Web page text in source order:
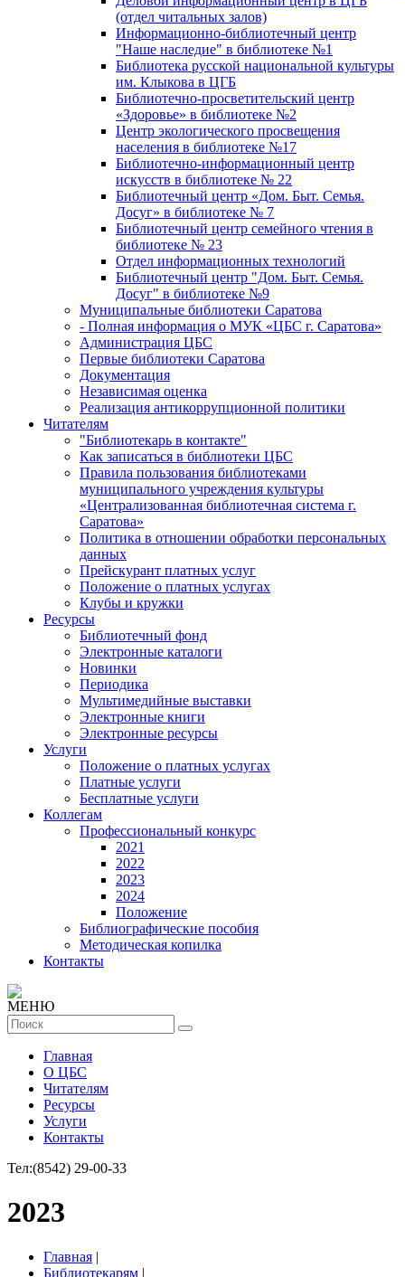
(отдел читальных залов)
Информационно-библиотечный центр
"Наше наследие" в библиотеке №1
Библиотека русской национальной культуры
им. Клыкова в ЦГБ
Библиотечно-просветительский центр
«Здоровье» в библиотеке №2
Центр экологического просвещения
населения в библиотеке №17
Библиотечно-информационный центр
искусств в библиотеке № 22
Библиотечный центр «Дом. Быт. Семья.
Досуг» в библиотеке № 7
Библиотечный центр семейного чтения в
библиотеке № 23
Отдел информационных технологий
Библиотечный центр "Дом. Быт. Семья.
Досуг" в библиотеке №9
Муниципальные библиотеки Саратова
- Полная информация о МУК «ЦБС г. Саратова»
Администрация ЦБС
Первые библиотеки Саратова
Документация
Независимая оценка
Реализация антикоррупционной политики
Читателям
"Библиотекарь в контакте"
Как записаться в библиотеки ЦБС
Правила пользования библиотеками
муниципального учреждения культуры
«Централизованная библиотечная система г.
Саратова»
Политика в отношении обработки персональных
данных
Прейскурант платных услуг
Положение о платных услугах
Клубы и кружки
Ресурсы
Библиотечный фонд
Электронные каталоги
Новинки
Периодика
Мультимедийные выставки
Электронные книги
Электронные ресурсы
Услуги
Положение о платных услугах
Платные услуги
Бесплатные услуги
Коллегам
Профессиональный конкурс
2021
2022
2023
2024
Положение
Библиографические пособия
Методическая копилка
Контакты
МЕНЮ
Главная
О ЦБС
Читателям
Ресурсы
Услуги
Контакты
Тел:(8542) 29-00-33
2023
Главная |
Библиотекарям |